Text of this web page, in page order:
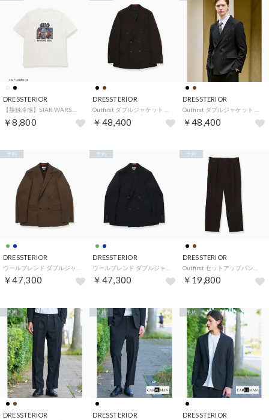
DRESSTERIOR
￥8,800
DRESSTERIOR
￥48,400
DRESSTERIOR
￥48,400
DRESSTERIOR
￥47,300
予約
DRESSTERIOR
￥47,300
予約
DRESSTERIOR
￥19,800
予約
DRESSTERIOR
予約
DRESSTERIOR
予約
DRESSTERIOR
予約